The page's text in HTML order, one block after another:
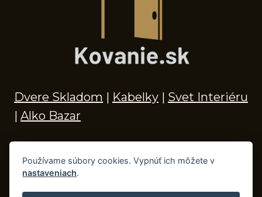
Dvere Skladom | Kabelky | Svet Interiéru
| Alko Bazar
© 2026 Kľučky na dvere, madlá, kovania,
Používame súbory cookies. Vypnúť ich môžete v
nastaveniach.